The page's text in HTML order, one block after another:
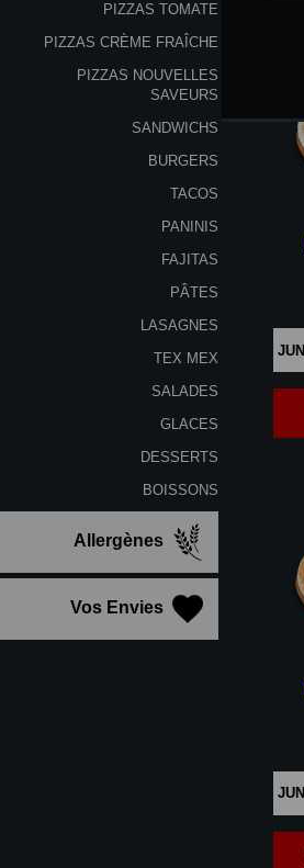
PIZZAS TOMATE
PIZZAS CRÈME FRAÎCHE
PIZZAS NOUVELLES
SAVEURS
SANDWICHS
BURGERS
TACOS
PANINIS
FAJITAS
PÂTES
LASAGNES
TEX MEX
SALADES
GLACES
DESSERTS
BOISSONS
Allergènes
Vos Envies